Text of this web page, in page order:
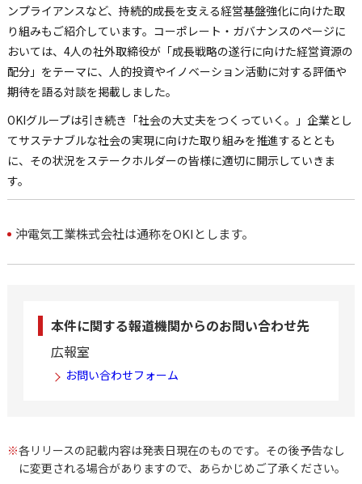
ンプライアンスなど、持続的成長を支える経営基盤強化に向けた取
り組みもご紹介しています。コーポレート・ガバナンスのページに
おいては、4人の社外取締役が「成長戦略の遂行に向けた経営資源の
配分」をテーマに、人的投資やイノベーション活動に対する評価や
期待を語る対談を掲載しました。
OKIグループは引き続き「社会の大丈夫をつくっていく。」企業とし
てサステナブルな社会の実現に向けた取り組みを推進するととも
に、その状況をステークホルダーの皆様に適切に開示していきま
す。
沖電気工業株式会社は通称をOKIとします。
本件に関する報道機関からのお問い合わせ先
広報室
お問い合わせフォーム
※各リリースの記載内容は発表日現在のものです。その後予告なし
に変更される場合がありますので、あらかじめご了承ください。